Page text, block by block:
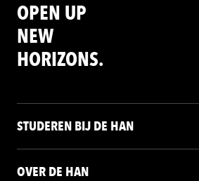
OPEN UP
NEW
HORIZONS.
STUDEREN BIJ DE HAN
OVER DE HAN